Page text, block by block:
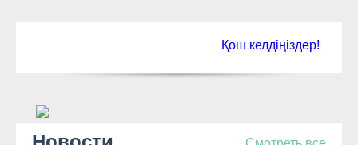
Қош келдіңіздер!